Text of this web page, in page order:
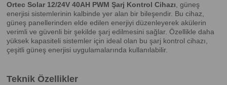
Ortec Solar 12/24V 40AH PWM Şarj Kontrol Cihazı , güneş
enerjisi sistemlerinin kalbinde yer alan bir bileşendir. Bu cihaz,
güneş panellerinden elde edilen enerjiyi düzenleyerek akülerin
verimli ve güvenli bir şekilde şarj edilmesini sağlar. Özellikle daha
yüksek kapasiteli sistemler için ideal olan bu şarj kontrol cihazı,
çeşitli güneş enerjisi uygulamalarında kullanılabilir.
Teknik Özellikler